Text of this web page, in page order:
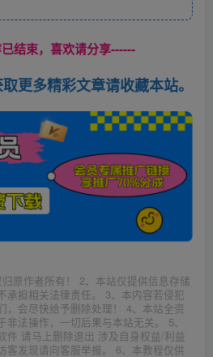
结束，喜欢请分享------
更多精彩文章请收藏本站。
原作者所有！ 2、本站仅提供信息存储
承担相关法律责任。 3、本内容若侵犯
，会尽快给予删除处理！ 4、本站全资
法操作，一切后果与本站无关。 5、
件 请马上删除退出 涉及自身权益/利益
客发现请向客服举报。 6、本教程仅供